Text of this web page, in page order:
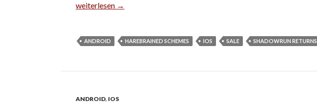
Shadowrun Returns kräftig im Preis reduziert
weiterlesen →
ANDROID HAREBRAINED SCHEMES IOS SALE SHADOWRUN RETURNS
ANDROID, IOS